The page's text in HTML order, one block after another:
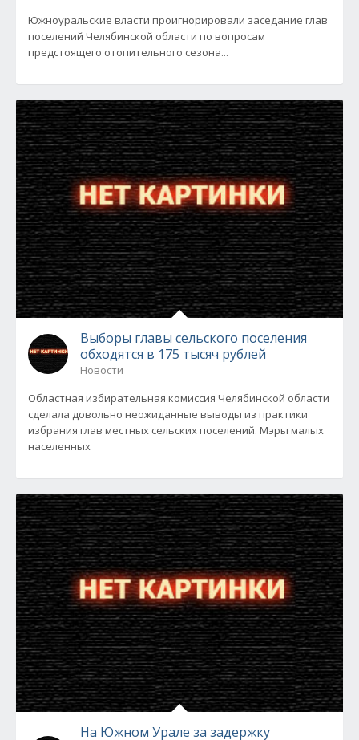
Южноуральские власти проигнорировали заседание глав
поселений Челябинской области по вопросам
предстоящего отопительного сезона...
Выборы главы сельского поселения
обходятся в 175 тысяч рублей
Новости
Областная избирательная комиссия Челябинской области
сделала довольно неожиданные выводы из практики
избрания глав местных сельских поселений. Мэры малых
населенных
На Южном Урале за задержку